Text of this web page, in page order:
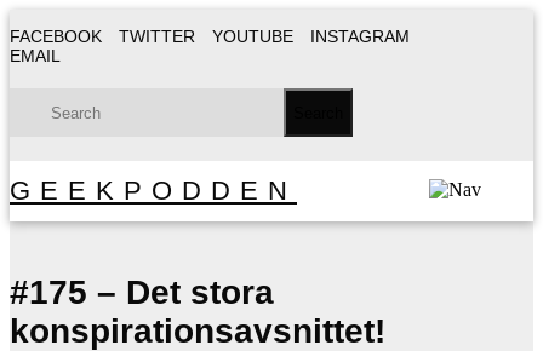
FACEBOOK TWITTER YOUTUBE
INSTAGRAM
EMAIL
GEEKPODDEN
#175 – Det stora
konspirationsavsnittet!